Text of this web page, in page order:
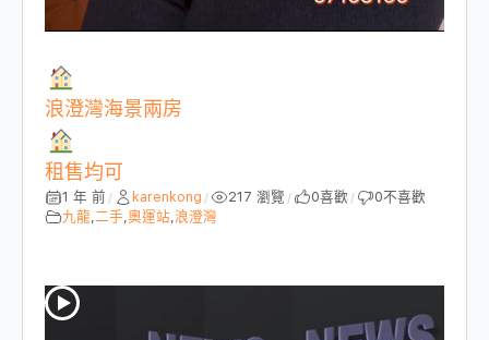
浪澄灣海景兩房
租售均可
1 年 前 / karenkong / 217 瀏覽 / 0喜歡 / 0不喜歡
九龍,二手,奧運站,浪澄灣